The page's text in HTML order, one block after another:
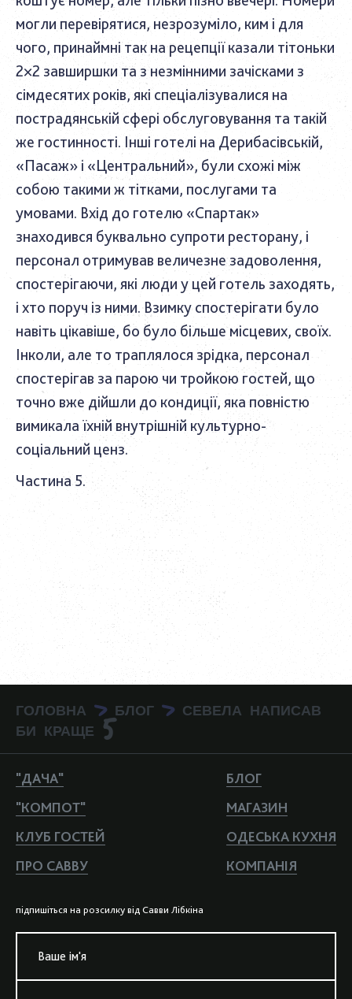
могли перевірятися, незрозуміло, ким і для
чого, принаймні так на рецепції казали тітоньки
2×2 завширшки та з незмінними зачісками з
сімдесятих років, які спеціалізувалися на
пострадянській сфері обслуговування та такій
же гостинності. Інші готелі на Дерибасівській,
«Пасаж» і «Центральний», були схожі між
собою такими ж тітками, послугами та
умовами. Вхід до готелю «Спартак»
знаходився буквально супроти ресторану, і
персонал отримував величезне задоволення,
спостерігаючи, які люди у цей готель заходять,
і хто поруч із ними. Взимку спостерігати було
навіть цікавіше, бо було більше місцевих, своїх.
Інколи, але то траплялося зрідка, персонал
спостерігав за парою чи тройкою гостей, що
точно вже дійшли до кондиції, яка повністю
вимикала їхній внутрішній культурно-
соціальний ценз.
Частина 5.
ГОЛОВНА > БЛОГ > СЕВЕЛА НАПИСАВ
БИ КРАЩЕ 5
"ДАЧА"
"КОМПОТ"
КЛУБ ГОСТЕЙ
ПРО САВВУ
БЛОГ
МАГАЗИН
ОДЕСЬКА КУХНЯ
КОМПАНIЯ
пiдпишiться на розсилку вiд Савви Лiбкiна
Ваше iм'я